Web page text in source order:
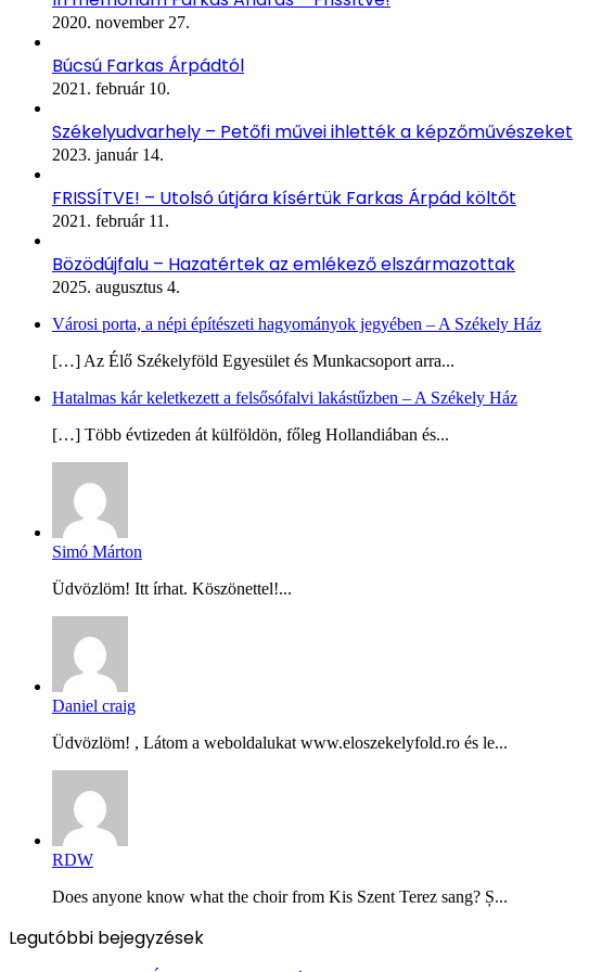
2020. november 27.
Búcsú Farkas Árpádtól
2021. február 10.
Székelyudvarhely – Petőfi művei ihlették a képzőművészeket
2023. január 14.
FRISSÍTVE! – Utolsó útjára kísértük Farkas Árpád költőt
2021. február 11.
Bözödújfalu – Hazatértek az emlékező elszármazottak
2025. augusztus 4.
Városi porta, a népi építészeti hagyományok jegyében – A Székely Ház
[…] Az Élő Székelyföld Egyesület és Munkacsoport arra...
Hatalmas kár keletkezett a felsősófalvi lakástűzben – A Székely Ház
[…] Több évtizeden át külföldön, főleg Hollandiában és...
Simó Márton
Üdvözlöm! Itt írhat. Köszönettel!...
Daniel craig
Üdvözlöm! , Látom a weboldalukat www.eloszekelyfold.ro és le...
RDW
Does anyone know what the choir from Kis Szent Terez sang? Ș...
Legutóbbi bejegyzések